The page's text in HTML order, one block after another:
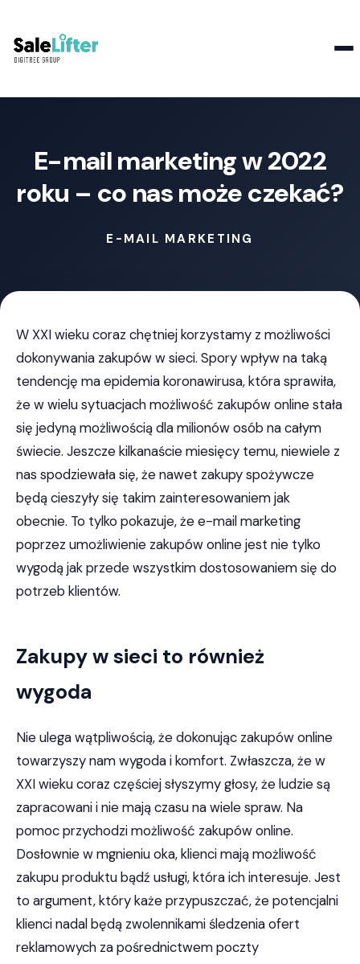
E-mail marketing w 2022
roku – co nas może czekać?
E-MAIL MARKETING
W XXI wieku coraz chętniej korzystamy z możliwości
dokonywania zakupów w sieci. Spory wpływ na taką
tendencję ma epidemia koronawirusa, która sprawiła,
że w wielu sytuacjach możliwość zakupów online stała
się jedyną możliwością dla milionów osób na całym
świecie. Jeszcze kilkanaście miesięcy temu, niewiele z
nas spodziewała się, że nawet zakupy spożywcze
będą cieszyły się takim zainteresowaniem jak
obecnie. To tylko pokazuje, że e-mail marketing
poprzez umożliwienie zakupów online jest nie tylko
wygodą jak przede wszystkim dostosowaniem się do
potrzeb klientów.
Zakupy w sieci to również
wygoda
Nie ulega wątpliwością, że dokonując zakupów online
towarzyszy nam wygoda i komfort. Zwłaszcza, że w
XXI wieku coraz częściej słyszymy głosy, że ludzie są
zapracowani i nie mają czasu na wiele spraw. Na
pomoc przychodzi możliwość zakupów online.
Dosłownie w mgnieniu oka, klienci mają możliwość
zakupu produktu bądź usługi, która ich interesuje. Jest
to argument, który każe przypuszczać, że potencjalni
klienci nadal będą zwolennikami śledzenia ofert
reklamowych za pośrednictwem poczty